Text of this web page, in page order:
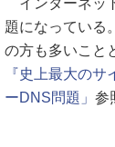
題になっている
の方も多いこと
『史上最大の
ーDNS問題」 参